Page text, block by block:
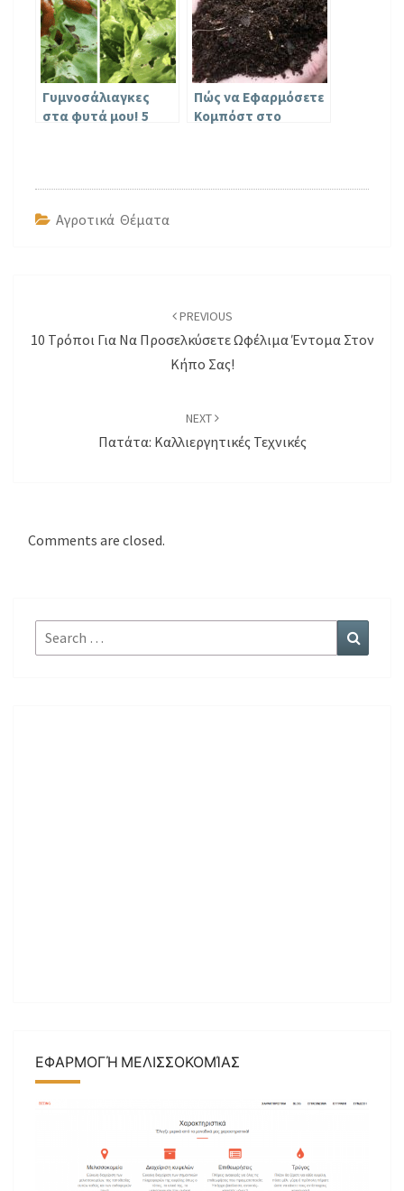
στο Λαχανόκηπο για
Μεγαλύτερη
Παραγωγή!
Γυμνοσάλιαγκες
στα φυτά μου! 5
Πώς να Εφαρμόσετε
Κομπόστ στο
Φυτά σας την
Αγροτικά Θέματα
PREVIOUS
10 Τρόποι Για Να Προσελκύσετε Ωφέλιμα Έντομα Στον
Κήπο Σας!
NEXT
Πατάτα: Καλλιεργητικές Τεχνικές
Comments are closed.
Search
for:
ΕΦΑΡΜΟΓΉ ΜΕΛΙΣΣΟΚΟΜΊΑΣ